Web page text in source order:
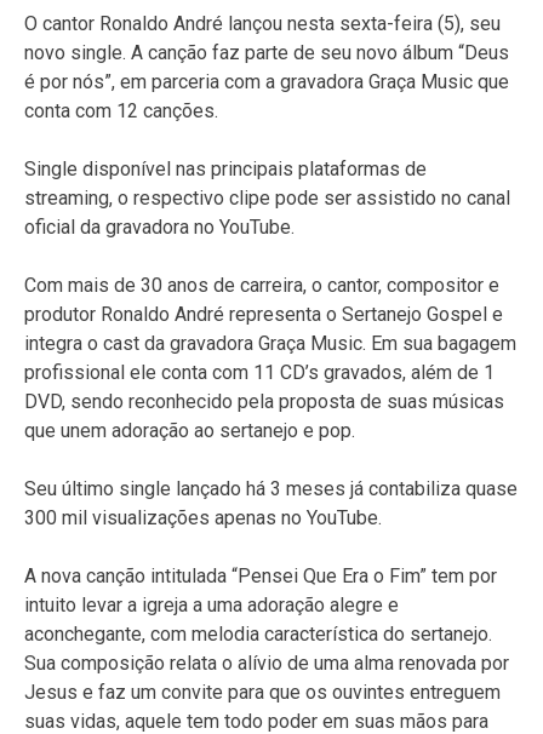
O cantor Ronaldo André lançou nesta sexta-feira (5), seu
novo single. A canção faz parte de seu novo álbum “Deus
é por nós”, em parceria com a gravadora Graça Music que
conta com 12 canções.
Single disponível nas principais plataformas de
streaming, o respectivo clipe pode ser assistido no canal
oficial da gravadora no YouTube.
Com mais de 30 anos de carreira, o cantor, compositor e
produtor Ronaldo André representa o Sertanejo Gospel e
integra o cast da gravadora Graça Music. Em sua bagagem
profissional ele conta com 11 CD’s gravados, além de 1
DVD, sendo reconhecido pela proposta de suas músicas
que unem adoração ao sertanejo e pop.
Seu último single lançado há 3 meses já contabiliza quase
300 mil visualizações apenas no YouTube.
A nova canção intitulada “Pensei Que Era o Fim” tem por
intuito levar a igreja a uma adoração alegre e
aconchegante, com melodia característica do sertanejo.
Sua composição relata o alívio de uma alma renovada por
Jesus e faz um convite para que os ouvintes entreguem
suas vidas, aquele tem todo poder em suas mãos para